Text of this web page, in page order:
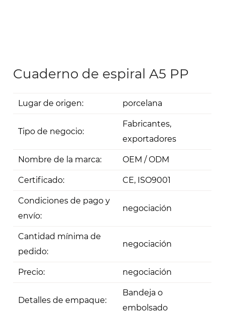
Cuaderno de espiral A5 PP
Lugar de origen: porcelana
Tipo de negocio:
Fabricantes,
exportadores
Nombre de la marca: OEM / ODM
Certificado: CE, ISO9001
Condiciones de pago y
envío:
negociación
Cantidad mínima de
pedido:
negociación
Precio: negociación
Detalles de empaque:
Bandeja o
embolsado